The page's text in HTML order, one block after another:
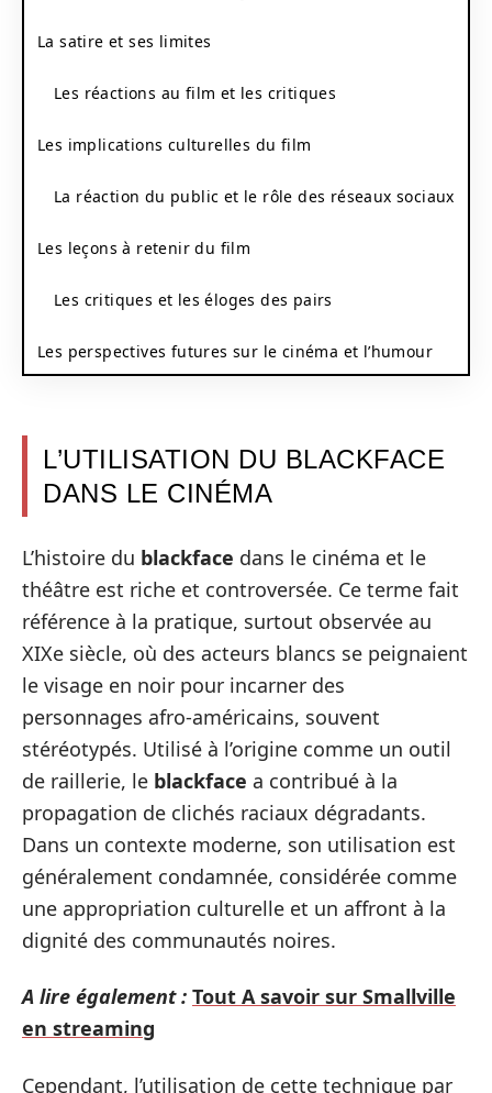
La satire et ses limites
Les réactions au film et les critiques
Les implications culturelles du film
La réaction du public et le rôle des réseaux sociaux
Les leçons à retenir du film
Les critiques et les éloges des pairs
Les perspectives futures sur le cinéma et l’humour
L’UTILISATION DU BLACKFACE
DANS LE CINÉMA
L’histoire du blackface dans le cinéma et le
théâtre est riche et controversée. Ce terme fait
référence à la pratique, surtout observée au
XIXe siècle, où des acteurs blancs se peignaient
le visage en noir pour incarner des
personnages afro-américains, souvent
stéréotypés. Utilisé à l’origine comme un outil
de raillerie, le blackface a contribué à la
propagation de clichés raciaux dégradants.
Dans un contexte moderne, son utilisation est
généralement condamnée, considérée comme
une appropriation culturelle et un affront à la
dignité des communautés noires.
A lire également : Tout A savoir sur Smallville
en streaming
Cependant, l’utilisation de cette technique par